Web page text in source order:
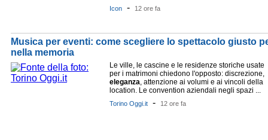
Icon - 12 ore fa
Musica per eventi: come scegliere lo spettacolo giusto
nella memoria
Le ville, le cascine e le residenze storiche usate
per i matrimoni chiedono l'opposto: discrezione,
eleganza, attenzione ai volumi e ai vincoli della
location. Le convention aziendali negli spazi ...
Torino Oggi.it - 12 ore fa